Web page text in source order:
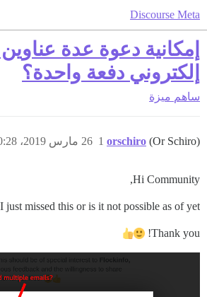
Discourse Meta
إمكانية دعوة عدة
إلكتروني دفعة واحدة؟
ساهم ميزة
orschiro (Or Schiro) 26 مارس 2019، 10:28ص 1
Hi Community,
just missed this or is it not possible as of yet?
Thank you!